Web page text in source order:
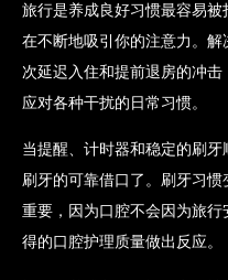
旅行是养成良好习惯最容易
在不断地吸引你的注意力。
次延迟入住和提前退房的冲
应对各种干扰的日常习惯。
当提醒、计时器和稳定的刷
刷牙的可靠借口了。刷牙习
重要，因为口腔不会因为旅
得的口腔护理质量做出反应。